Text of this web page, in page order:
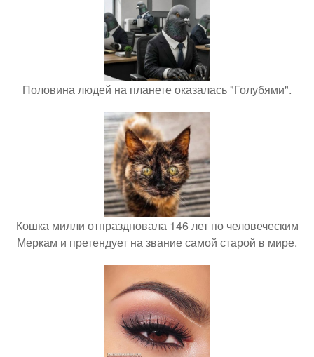
Половина людей на планете оказалась "Голубями".
Кошка милли отпраздновала 146 лет по человеческим
Меркам и претендует на звание самой старой в мире.